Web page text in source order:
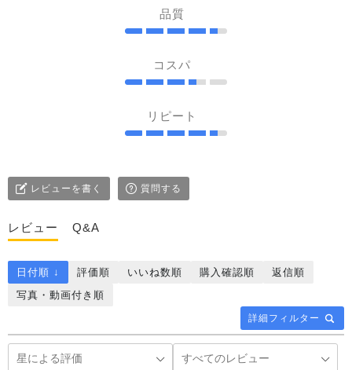
品質
コスパ
リピート
レビューを書く 質問する
レビュー Q&A
詳細フィルター
日付順 ↓ 評価順 いいね数順 購入確認順
返信順
写真・動画付き順